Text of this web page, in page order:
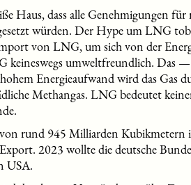
Haus, dass alle Genehmigungen
würden. Der Hype um LNG
von LNG, um sich von der
keineswegs umweltfreundlich.
Energieaufwand wird das Gas
Methangas. LNG bedeutet
rund 945 Milliarden Kubikmetern
2023 wollte die deutsche
USA.